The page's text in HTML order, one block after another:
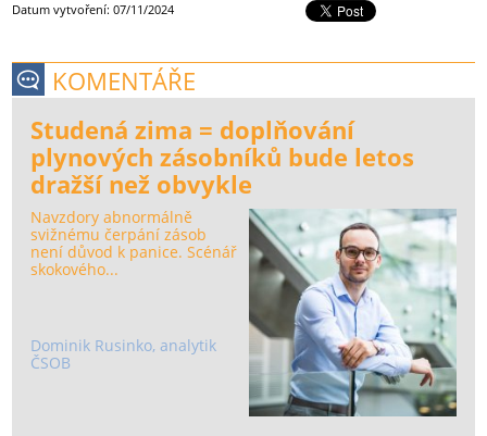
Datum vytvoření: 07/11/2024
KOMENTÁŘE
Studená zima = doplňování
plynových zásobníků bude letos
dražší než obvykle
Navzdory abnormálně
svižnému čerpání zásob
není důvod k panice. Scénář
skokového...
Dominik Rusinko, analytik
ČSOB